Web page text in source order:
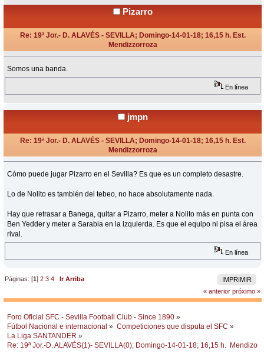
Pizarro
Re: 19ª Jor.- D. ALAVÉS - SEVILLA; Domingo-14-01-18; 16,15 h. Est.
Mendizzorroza
Somos una banda.
En línea
jmpn
Re: 19ª Jor.- D. ALAVÉS - SEVILLA; Domingo-14-01-18; 16,15 h. Est.
Mendizzorroza
Cómo puede jugar Pizarro en el Sevilla? Es que es un completo desastre.
Lo de Nolito es también del tebeo, no hace absolutamente nada.
Hay que retrasar a Banega, quitar a Pizarro, meter a Nolito más en punta con
Ben Yedder y meter a Sarabia en la izquierda. Es que el equipo ni pisa el área
rival.
En línea
IMPRIMIR
Páginas: [1]2 3 4
Ir Arriba
« anterior próximo »
Foro Oficial SFC - Sevilla Football Club - Since 1890 »
Fútbol Nacional e internacional » Competiciones que disputa el SFC »
La Liga SANTANDER »
Re: 19ª Jor.-D. ALAVÉS(1)- SEVILLA(0); Domingo-14-01-18; 16,15 h.